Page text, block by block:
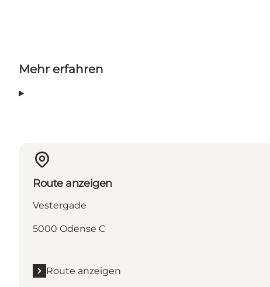
Mehr erfahren
Route anzeigen
Vestergade
5000 Odense C
Route anzeigen